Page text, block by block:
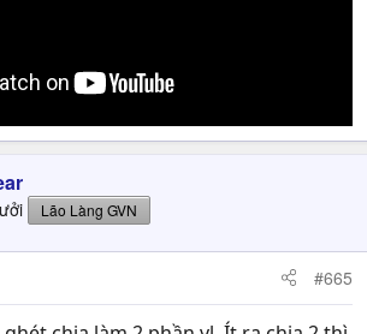
Lão Làng GVN
#665